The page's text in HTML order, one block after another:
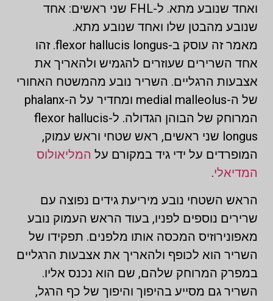
ואחד שנובע מתא. ל-FHL שני ראשים: אחד
שנובע מהבטן שלו ואחד שנובע מתא.
מאמר זה עוסק ב-flexor hallucis longus. זהו
אחד השרירים שעוזרים להגמיש ולהאריך את
אצבעות הרגליים. השריר נובע מהמשטח האחורי
של ה-medial malleolus ומחדיר על ה-phalanx
המרוחק של הבוהן הגדולה. ל-flexor hallucis
longus שני ראשים, ראש שטחי וראש עמוק,
המופרדים על ידי גיד במקורם על המליאולוס
המדיאלי.
הראש השטחי נובע מיריעת גידים נפוצה עם
שרירים נוספים לפניו, בעוד הראש העמוק נובע
מאפונירוזיס המכסה אותו מלפנים. תפקידו של
השריר הוא לכופף ולהאריך את אצבעות הרגליים
במפרק המרוחק שלהם, שם הוא נכנס אליו.
השריר גם מסייע בהיפוך והיפוך של כף הרגל,